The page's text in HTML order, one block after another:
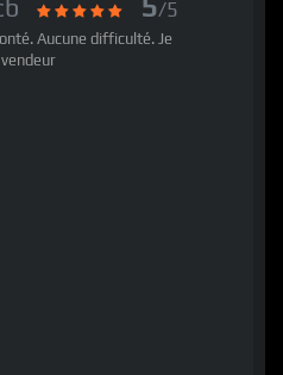
/5
Aucune difficulté. Je